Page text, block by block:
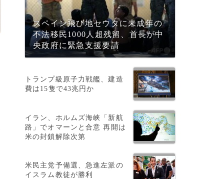
スペイン飛び地セウタに未成年の
不法移民1000人超残留、首長が中
央政府に緊急支援要請
トランプ級原子力戦艦、建造
費は15隻で43兆円か
イラン、ホルムズ海峡「新航
路」でオマーンと合意 再開は
米の封鎖解除次第
米民主党予備選、急進左派の
イスラム教徒が勝利